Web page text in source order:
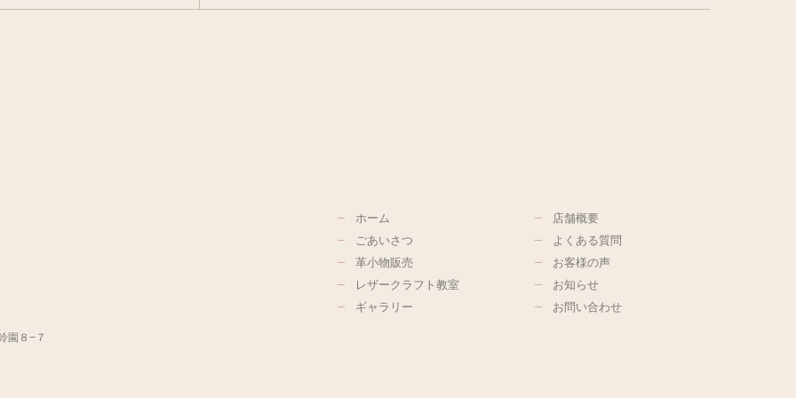
園８−７
ホーム
ごあいさつ
革小物販売
レザークラフト教室
ギャラリー
店舗概要
よくある質問
お客様の声
お知らせ
お問い合わせ